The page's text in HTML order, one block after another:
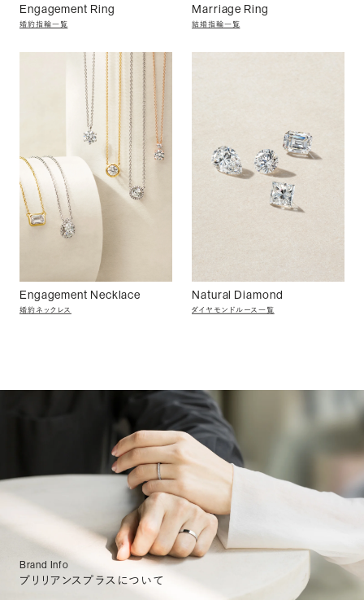
Engagement Ring
婚約指輪一覧
Marriage Ring
結婚指輪一覧
Engagement Necklace
婚約ネックレス
Natural Diamond
ダイヤモンドルース一覧
Brand Info
ブリリアンスプラスについて